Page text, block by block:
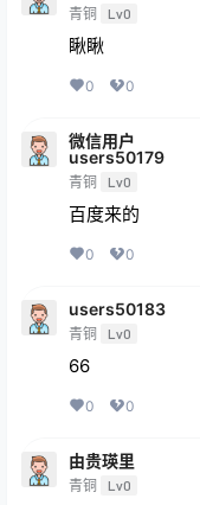
青铜 Lv0
瞅瞅
0 0
微信用户
users50179
青铜 Lv0
百度来的
0 0
users50183
青铜 Lv0
66
0 0
由贵瑛里
青铜 Lv0